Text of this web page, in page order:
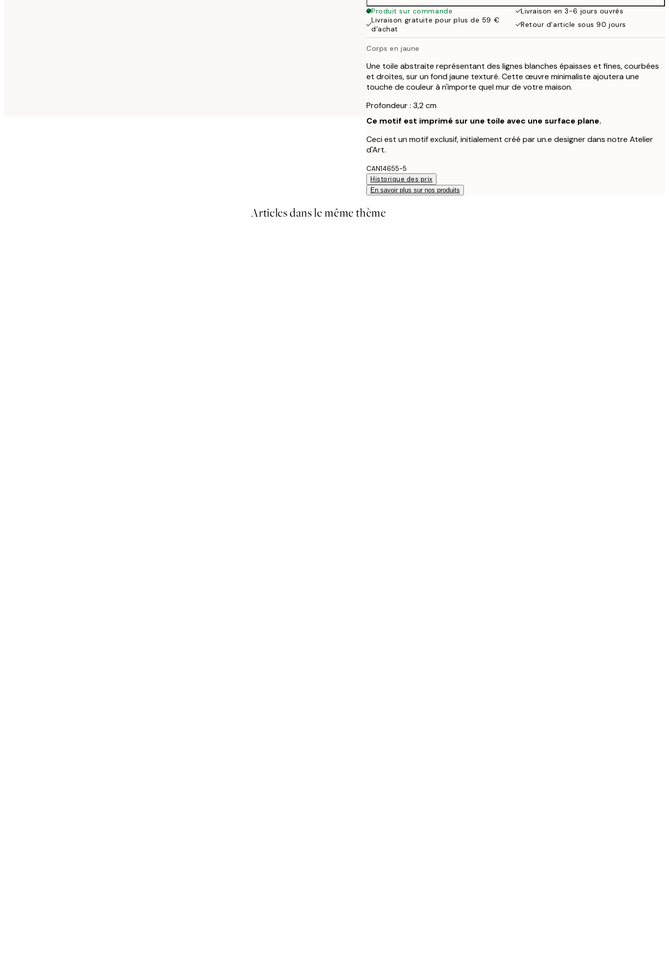
Produit sur commande
Livraison en 3-6 jours ouvrés
Livraison gratuite pour plus de 59 €
d'achat
Retour d'article sous 90 jours
Corps en jaune
Une toile abstraite représentant des lignes blanches épaisses et fines, courbées
et droites, sur un fond jaune texturé. Cette œuvre minimaliste ajoutera une
touche de couleur à n'importe quel mur de votre maison.
Profondeur : 3,2 cm
Ce motif est imprimé sur une toile avec une surface plane.
Ceci est un motif exclusif, initialement créé par un.e designer dans notre Atelier
d'Art.
CAN14655-5
Historique des prix
En savoir plus sur nos produits
Articles dans le même thème